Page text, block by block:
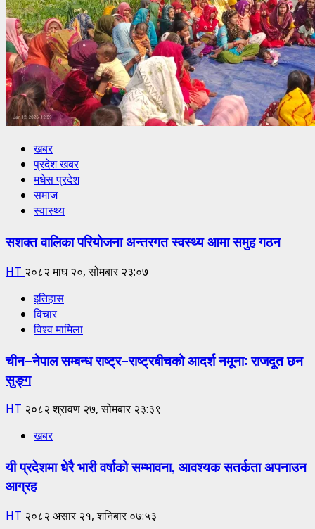
खबर
प्रदेश खबर
मधेस प्रदेश
समाज
स्वास्थ्य
सशक्त वालिका परियोजना अन्तरगत स्वस्थ्य आमा समुह गठन
HT २०८२ माघ २०, सोमबार २३:०७
इतिहास
विचार
विश्व मामिला
चीन–नेपाल सम्बन्ध राष्ट्र–राष्ट्रबीचको आदर्श नमूना: राजदूत छन
सुङ्ग
HT २०८२ श्रावण २७, सोमबार २३:३९
खबर
यी प्रदेशमा धेरै भारी वर्षाको सम्भावना, आवश्यक सतर्कता अपनाउन
आग्रह
HT २०८२ असार २१, शनिबार ०७:५३